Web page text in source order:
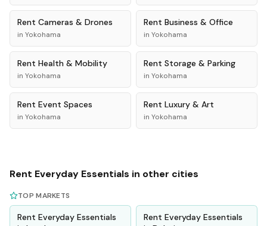
Rent Cameras & Drones
in Yokohama
Rent Business & Office
in Yokohama
Rent Health & Mobility
in Yokohama
Rent Storage & Parking
in Yokohama
Rent Event Spaces
in Yokohama
Rent Luxury & Art
in Yokohama
Rent Everyday Essentials in other cities
TOP MARKETS
Rent Everyday Essentials
Rent Everyday Essentials